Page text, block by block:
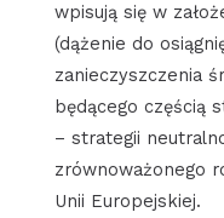
wpisują się w
(dążenie do
zanieczyszczenia
będącego częścią
– strategii
zrównoważonego
Unii Europejskiej.